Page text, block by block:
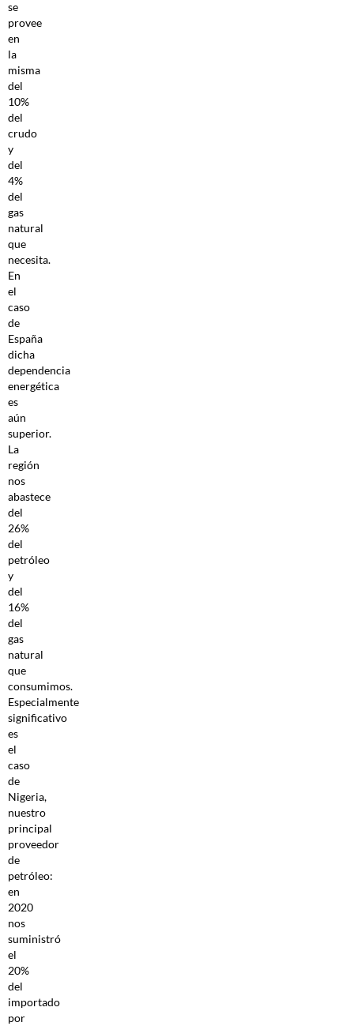
se
provee
en
la
misma
del
10%
del
crudo
y
del
4%
del
gas
natural
que
necesita.
En
el
caso
de
España
dicha
dependencia
energética
es
aún
superior.
La
región
nos
abastece
del
26%
del
petróleo
y
del
16%
del
gas
natural
que
consumimos.
Especialmente
significativo
es
el
caso
de
Nigeria,
nuestro
principal
proveedor
de
petróleo:
en
2020
nos
suministró
el
20%
del
importado
por